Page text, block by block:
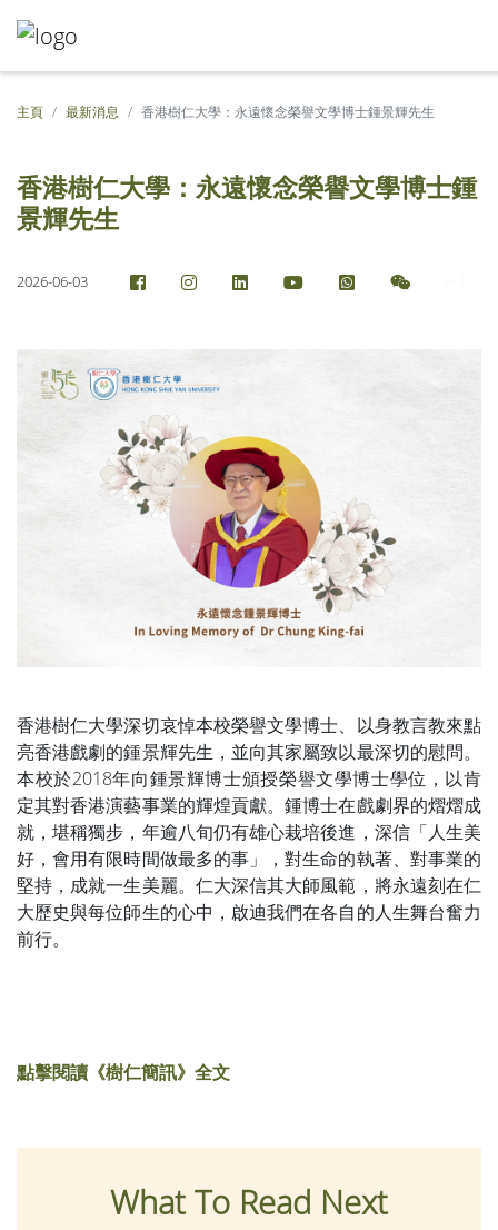
主頁 最新消息 香港樹仁大學：永遠懷念榮譽文學博士鍾景輝先生
香港樹仁大學：永遠懷念榮譽文學博士鍾
景輝先生
2026-06-03
香港樹仁大學深切哀悼本校榮譽文學博士、以身教言教來點
亮香港戲劇的鍾景輝先生，並向其家屬致以最深切的慰問。
本校於2018年向鍾景輝博士頒授榮譽文學博士學位，以肯
定其對香港演藝事業的輝煌貢獻。鍾博士在戲劇界的熠熠成
就，堪稱獨步，年逾八旬仍有雄心栽培後進，深信「人生美
好，會用有限時間做最多的事」，對生命的執著、對事業的
堅持，成就一生美麗。仁大深信其大師風範，將永遠刻在仁
大歷史與每位師生的心中，啟迪我們在各自的人生舞台奮力
前行。
點擊閱讀《樹仁簡訊》全文
What To Read Next